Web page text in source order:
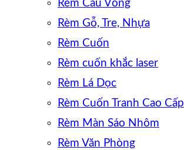
Rèm Cầu Vồng
Rèm Gỗ, Tre, Nhựa
Rèm Cuốn
Rèm cuốn khắc laser
Rèm Lá Dọc
Rèm Cuốn Tranh Cao Cấp
Rèm Màn Sáo Nhôm
Rèm Văn Phòng